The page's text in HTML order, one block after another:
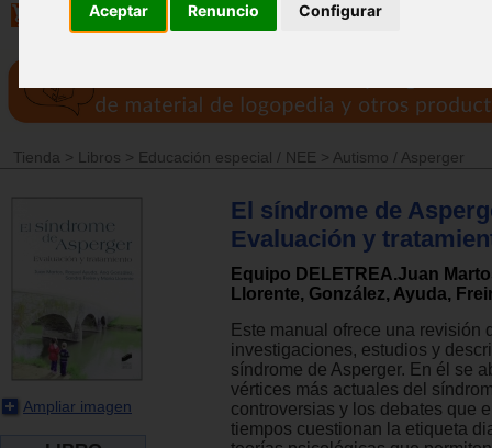
Aceptar Renuncio Configurar
Tienda > Libros > Educación especial / NEE > Autismo / Asperger
Ampliar imagen
El síndrome de
Evaluación y
Equipo DELETREA.Juan
Llorente, González, Ayuda,
Este manual ofrece una revisión
investigaciones, estudios y
síndrome de Asperger. En él se
vértices más actuales del
controversias y los debates que
tiempos cuestionan la etiqueta